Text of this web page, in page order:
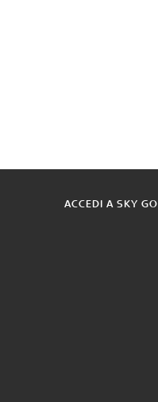
ACCEDI A SKY GO